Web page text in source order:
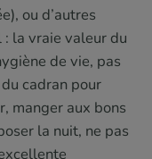
ou d’autres
: la vraie valeur du
de vie, pas
cadran pour
manger aux bons
la nuit, ne pas